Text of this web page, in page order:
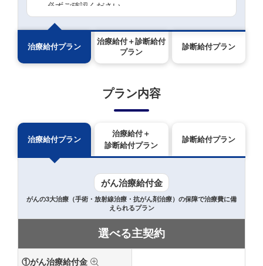
必ずご確認ください。
治療給付プラン
治療給付＋診断給付
プラン
診断給付プラン
プラン内容
治療給付プラン
治療給付＋
診断給付プラン
診断給付プラン
がん治療給付金
がんの3大治療（手術・放射線治療・抗がん剤治療）の保障で治療費に備
えられるプラン
選べる主契約
①がん治療給付金